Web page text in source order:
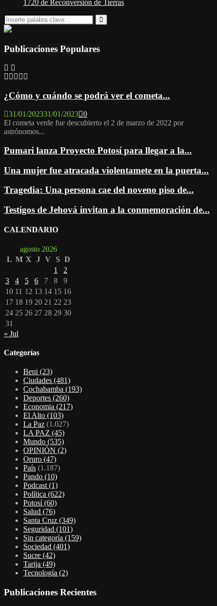
1720 de Reconversión de Tierras
Search
for:
Search
Publicaciones Populares
¿Cómo y cuándo se podrá ver el cometa...
31/01/202331/01/2023 0
El cometa verde fue descubierto el 2 de marzo de 2022 por
astrónomos...
Pumari lanza Proyecto Potosí para llegar a la...
Una mujer fue atracada violentamete en la puerta...
Tragedia: Una persona cae del noveno piso de...
Testigos de Jehová invitan a la conmemoración de...
CALENDARIO
agosto 2026
L M X J V S D
1
2
3
4 5 6 7 8
9
10 11 12 13 14 15 16
17 18 19 20 21 22 23
24 25 26 27 28 29 30
31
« Jul
Categorías
Beni (23)
Ciudades (481)
Cochabamba (193)
Deportes (260)
Economia (217)
El Alto (103)
La Paz (1.027)
LA PAZ (45)
Mundo (535)
OPINIÓN (2)
Oruro (47)
País (1.187)
Pando (10)
Podcast (1)
Política (622)
Potosí(60)
Salud (76)
Santa Cruz (349)
Seguridad (101)
Sin categoría (159)
Sociedad (401)
Sucre (42)
Tarija (49)
Tecnología (2)
Publicaciones Recientes